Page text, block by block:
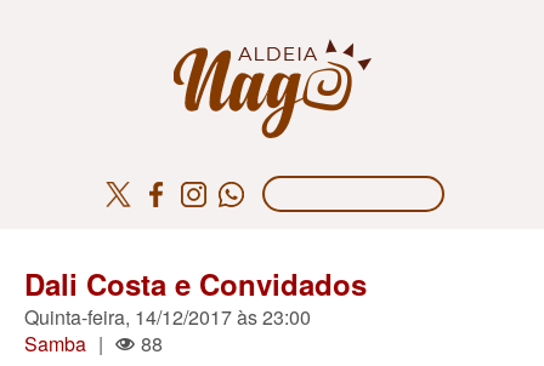
Dali Costa e Convidados
Quinta-feira, 14/12/2017 às 23:00
Samba | 88